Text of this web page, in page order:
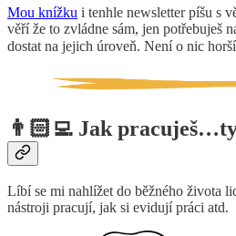
Mou knížku i tenhle newsletter píšu s
věří že to zvládne sám, jen potřebuješ
dostat na jejich úroveň. Není o nic
👨🏻‍💻 Jak
Líbí se mi nahlížet do běžného života
nástroji pracují, jak si evidují práci atd.